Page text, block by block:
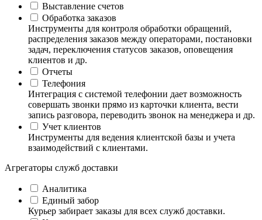
Выставление счетов
Обработка заказов
Инструменты для контроля обработки обращений,
распределения заказов между операторами, постановки
задач, переключения статусов заказов, оповещения
клиентов и др.
Отчеты
Телефония
Интеграция с системой телефонии дает возможность
совершать звонки прямо из карточки клиента, вести
запись разговора, переводить звонок на менеджера и др.
Учет клиентов
Инструменты для ведения клиентской базы и учета
взаимодействий с клиентами.
Агрегаторы служб доставки
Аналитика
Единый забор
Курьер забирает заказы для всех служб доставки.